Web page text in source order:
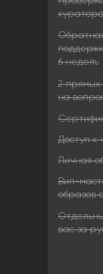
6 недель
2 прямых
на
Доступ к
Личная
Вип-
образов
вас за